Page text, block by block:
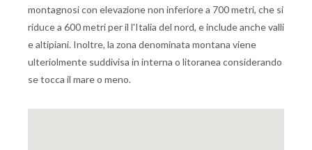
montagnosi con elevazione non inferiore a 700 metri, che si
riduce a 600 metri per il l'Italia del nord, e include anche valli
e altipiani. Inoltre, la zona denominata montana viene
ulteriolmente suddivisa in interna o litoranea considerando
se tocca il mare o meno.